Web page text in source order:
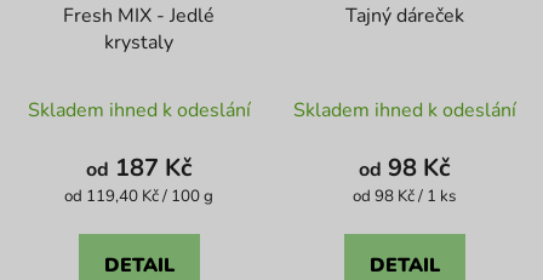
Fresh MIX - Jedlé
krystaly
hodnocení
produktu
je
z
Skladem ihned k odeslání
od 187 Kč
Měrná
od 119,40 Kč / 100 g
DETAIL
Tajný dáreček
hodnocení
produktu
je
z
Skladem ihned k odeslání
od 98 Kč
Měrná
od 98 Kč / 1 ks
DETAIL